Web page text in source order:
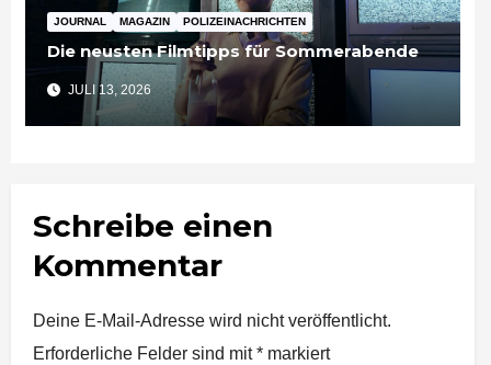
JOURNAL MAGAZIN POLIZEINACHRICHTEN
Die neusten Filmtipps für Sommerabende
JULI 13, 2026
Schreibe einen
Kommentar
Deine E-Mail-Adresse wird nicht veröffentlicht.
Erforderliche Felder sind mit* markiert